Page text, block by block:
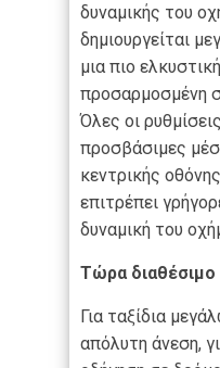
δυναμικής του
δημιουργείται
μια πιο
προσαρμοσμένη
Όλες οι
προσβάσιμες
κεντρικής
επιτρέπει
δυναμική του
Τώρα
Για ταξίδια
απόλυτη άνεση,